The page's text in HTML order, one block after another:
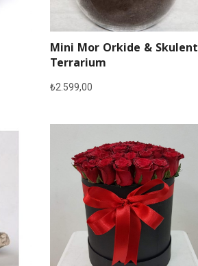
Mini Mor Orkide & Skulent
Terrarium
₺2.599,00